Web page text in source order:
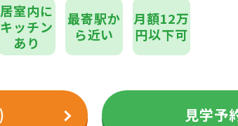
居室内に
キッチン
あり
最寄駅か
ら近い
月額12万
円以下可
見学予